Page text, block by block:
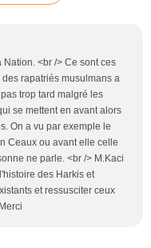
<br /> Ce sont ces
rapatriés musulmans a
trop tard malgré les
se mettent en avant alors
On a vu par exemple le
Ceaux ou avant elle celle
ne parle. <br /> M.Kaci
des Harkis et
et ressusciter ceux